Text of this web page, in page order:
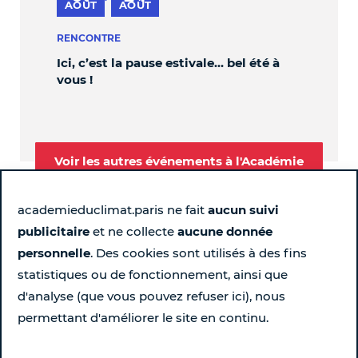
academieduclimat.paris ne fait aucun suivi
publicitaire et ne collecte aucune donnée
personnelle. Des cookies sont utilisés à des fins
statistiques ou de fonctionnement, ainsi que
d'analyse (que vous pouvez refuser ici), nous
permettant d'améliorer le site en continu.
AOÛT AOÛT
RENCONTRE
Ici, c’est la pause estivale… bel été à
vous !
Voir les autres événements à l'Académie
Suivez-nous
Page Instagram de l'Académie du Climat - Nouvelle
Page LinkedIn de l'Académie du Climat - Nouvelle
Page Facebook de l'Académie du Climat -
Chaîne YouTube de l'Académie du
Pour ne rien rater chaque semaine...